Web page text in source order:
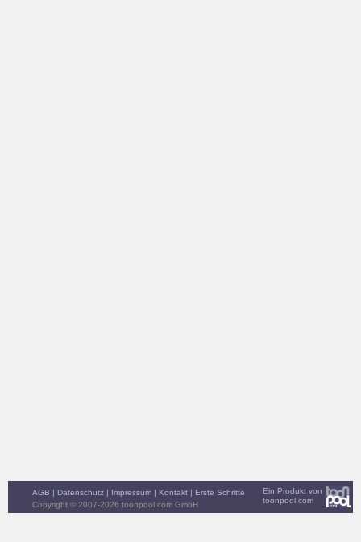
Ein Produkt von
toonpool.com
AGB | Datenschutz | Impressum | Kontakt | Erste Schritte
Copyright © 2007-2026 toonpool.com GmbH